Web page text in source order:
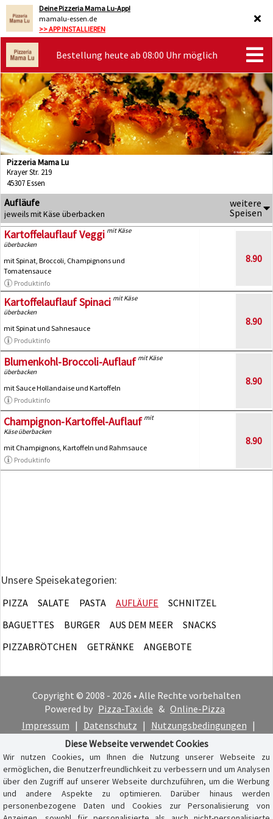
Deine Pizzeria Mama Lu-App!
mamalu-essen.de
>> APP INSTALLIEREN
Bestellung heute ab 08:00 Uhr möglich
Pizzeria Mama Lu
Krayer Str. 219
45307 Essen
Aufläufe
jeweils mit Käse überbacken
weitere
Speisen
Kartoffelauflauf Veggi mit Käse
überbacken
mit Spinat, Broccoli, Champignons und
Tomatensauce
Produktinfo
8.90
Kartoffelauflauf Spinaci mit Käse
überbacken
mit Spinat und Sahnesauce
Produktinfo
8.90
Blumenkohl-Broccoli-Auflauf mit Käse
überbacken
mit Sauce Hollandaise und Kartoffeln
Produktinfo
8.90
Champignon-Kartoffel-Auflauf mit
Käse überbacken
mit Champignons, Kartoffeln und Rahmsauce
Produktinfo
8.90
Unsere Speisekategorien:
PIZZA SALATE PASTA AUFLÄUFE
SCHNITZEL
BAGUETTES
BURGER AUS DEM MEER
SNACKS
PIZZABRÖTCHEN
GETRÄNKE ANGEBOTE
Copyright © 2008 - 2026 • Alle Rechte vorbehalten
Powered by Pizza-Taxi.de & Online-Pizza
Impressum | Datenschutz | Nutzungsbedingungen |
Cookie-Hinweis
Diese Webseite verwendet Cookies
Wir nutzen Cookies, um Ihnen die Nutzung unserer Webseite zu
ermöglichen, die Benutzerfreundlichkeit zu verbessern und um Analysen
über den Zugriff auf unserer Webseite durchzuführen, um die Werbung
und andere Aspekte zu optimieren. Darüber hinaus werden
personenbezogene Daten und Cookies zur Personalisierung von